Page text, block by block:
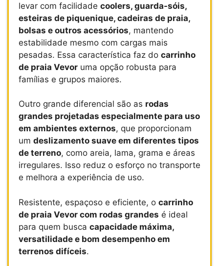
levar com facilidade coolers, guarda-sóis,
esteiras de piquenique, cadeiras de praia,
bolsas e outros acessórios, mantendo
estabilidade mesmo com cargas mais
pesadas. Essa característica faz do carrinho
de praia Vevor uma opção robusta para
famílias e grupos maiores.
Outro grande diferencial são as rodas
grandes projetadas especialmente para uso
em ambientes externos, que proporcionam
um deslizamento suave em diferentes tipos
de terreno, como areia, lama, grama e áreas
irregulares. Isso reduz o esforço no transporte
e melhora a experiência de uso.
Resistente, espaçoso e eficiente, o carrinho
de praia Vevor com rodas grandes é ideal
para quem busca capacidade máxima,
versatilidade e bom desempenho em
terrenos difíceis.